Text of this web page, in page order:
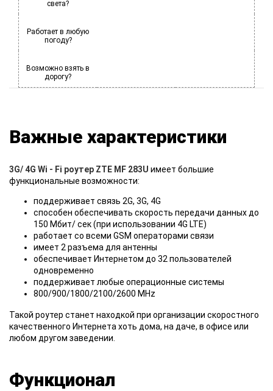
света?
Работает в любую
погоду?
Возможно взять в
дорогу?
Важные характеристики
3G/ 4G Wi - Fi роутер ZTE MF 283U имеет большие
функциональные возможности:
поддерживает связь 2G, 3G, 4G
способен обеспечивать скорость передачи данных до
150 Мбит/ сек (при использовании 4G LTE)
работает со всеми GSM операторами связи
имеет 2 разъема для антенны
обеспечивает Интернетом до 32 пользователей
одновременно
поддерживает любые операционные системы
800/900/1800/2100/2600 MHz
Такой роутер станет находкой при организации скоростного
качественного Интернета хоть дома, на даче, в офисе или
любом другом заведении.
Функционал